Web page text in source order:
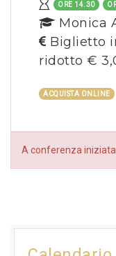
ORE 14.30
Monica
Biglietto
ridotto €
ACQUISTA ONLINE
A conferenza iniziata